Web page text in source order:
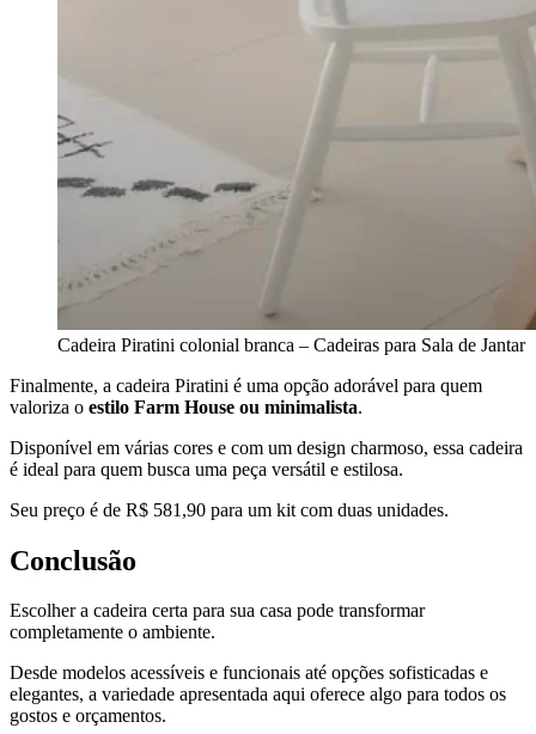
Cadeira Piratini colonial branca – Cadeiras para Sala de Jantar
Finalmente, a cadeira Piratini é uma opção adorável para quem
valoriza o estilo Farm House ou minimalista.
Disponível em várias cores e com um design charmoso, essa cadeira
é ideal para quem busca uma peça versátil e estilosa.
Seu preço é de R$ 581,90 para um kit com duas unidades.
Conclusão
Escolher a cadeira certa para sua casa pode transformar
completamente o ambiente.
Desde modelos acessíveis e funcionais até opções sofisticadas e
elegantes, a variedade apresentada aqui oferece algo para todos os
gostos e orçamentos.